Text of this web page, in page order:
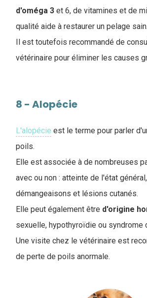
d'oméga 3 et 6, de vitamines et de
qualité aide à restaurer un pelage sain.
Il est toutefois recommandé de
vétérinaire pour éliminer les causes
8 - Alopécie
L'alopécie est le terme pour parler
poils.
Elle est associée à de nombreuses
avec ou non : atteinte de l'état général,
démangeaisons et lésions cutanés.
Elle peut également être d'origine
sexuelle, hypothyroïdie ou syndrome
Une visite chez le vétérinaire est
de perte de poils anormale.